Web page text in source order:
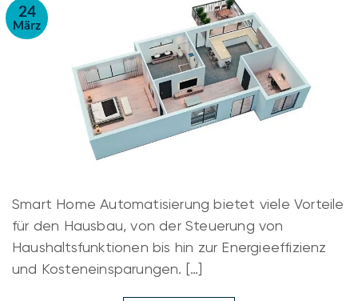
24
März
Smart Home Automatisierung bietet viele Vorteile
für den Hausbau, von der Steuerung von
Haushaltsfunktionen bis hin zur Energieeffizienz
und Kosteneinsparungen. […]